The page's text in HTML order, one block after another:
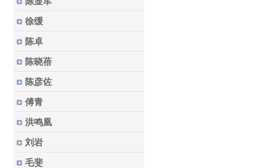
徐缓
陈卓
陈晓蓓
陈彦佐
傅青
洪鸣凰
刘岩
毛斐